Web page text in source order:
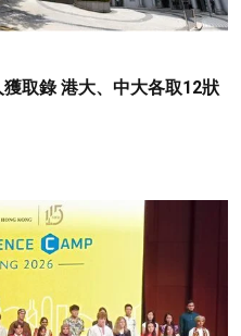
取錄 港大、中大各取12狀